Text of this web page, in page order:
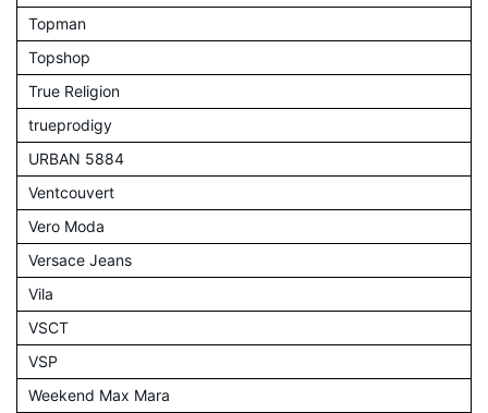
Topman
Topshop
True Religion
trueprodigy
URBAN 5884
Ventcouvert
Vero Moda
Versace Jeans
Vila
VSCT
VSP
Weekend Max Mara